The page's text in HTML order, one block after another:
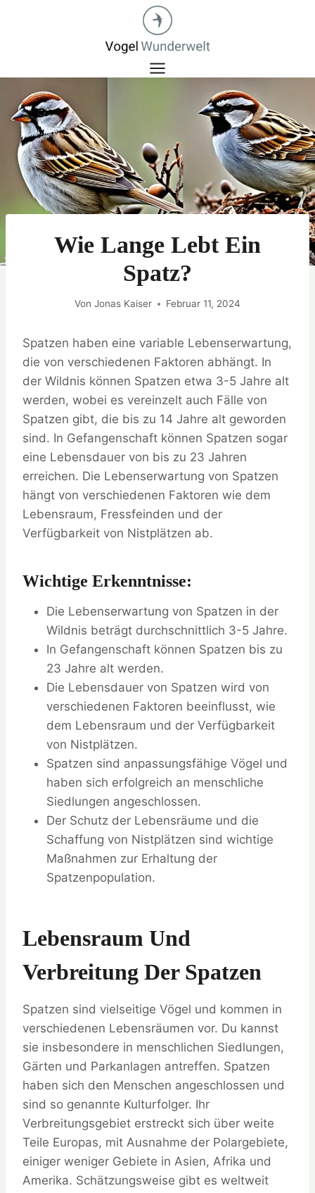
Wie Lange Lebt Ein
Spatz?
Von Jonas Kaiser Februar 11, 2024
Spatzen haben eine variable Lebenserwartung,
die von verschiedenen Faktoren abhängt. In
der Wildnis können Spatzen etwa 3-5 Jahre alt
werden, wobei es vereinzelt auch Fälle von
Spatzen gibt, die bis zu 14 Jahre alt geworden
sind. In Gefangenschaft können Spatzen sogar
eine Lebensdauer von bis zu 23 Jahren
erreichen. Die Lebenserwartung von Spatzen
hängt von verschiedenen Faktoren wie dem
Lebensraum, Fressfeinden und der
Verfügbarkeit von Nistplätzen ab.
Wichtige Erkenntnisse:
Die Lebenserwartung von Spatzen in der
Wildnis beträgt durchschnittlich 3-5 Jahre.
In Gefangenschaft können Spatzen bis zu
23 Jahre alt werden.
Die Lebensdauer von Spatzen wird von
verschiedenen Faktoren beeinflusst, wie
dem Lebensraum und der Verfügbarkeit
von Nistplätzen.
Spatzen sind anpassungsfähige Vögel und
haben sich erfolgreich an menschliche
Siedlungen angeschlossen.
Der Schutz der Lebensräume und die
Schaffung von Nistplätzen sind wichtige
Maßnahmen zur Erhaltung der
Spatzenpopulation.
Lebensraum Und
Verbreitung Der Spatzen
Spatzen sind vielseitige Vögel und kommen in
verschiedenen Lebensräumen vor. Du kannst
sie insbesondere in menschlichen Siedlungen,
Gärten und Parkanlagen antreffen. Spatzen
haben sich den Menschen angeschlossen und
sind so genannte Kulturfolger. Ihr
Verbreitungsgebiet erstreckt sich über weite
Teile Europas, mit Ausnahme der Polargebiete,
einiger weniger Gebiete in Asien, Afrika und
Amerika. Schätzungsweise gibt es weltweit